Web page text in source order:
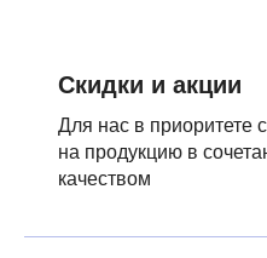
Скидки и акции
Для нас в приоритете
на продукцию в
качеством